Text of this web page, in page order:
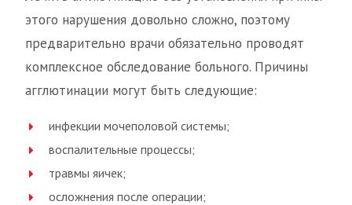
этого нарушения довольно сложно, поэтому
предварительно врачи обязательно проводят
комплексное обследование больного. Причины
агглютинации могут быть следующие:
инфекции мочеполовой системы;
воспалительные процессы;
травмы яичек;
осложнения после операции;